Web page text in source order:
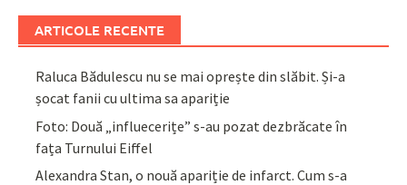
ARTICOLE RECENTE
Raluca Bădulescu nu se mai oprește din slăbit. Și-a
șocat fanii cu ultima sa apariție
Foto: Două „influecerițe” s-au pozat dezbrăcate în
fața Turnului Eiffel
Alexandra Stan, o nouă apariție de infarct. Cum s-a